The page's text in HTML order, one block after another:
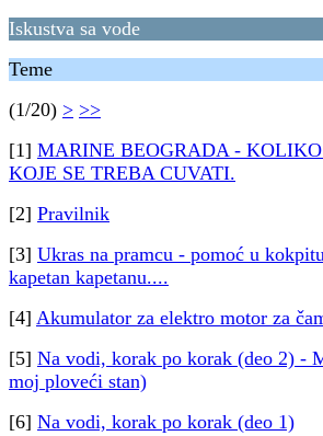
Iskustva sa vode
Teme
(1/20) > >>
[1] MARINE BEOGRADA -
KOJE SE TREBA CUVATI.
[2] Pravilnik
[3] Ukras na pramcu - pomoć u
kapetan kapetanu....
[4] Akumulator za elektro motor za
[5] Na vodi, korak po korak (deo 2) -
moj ploveći stan)
[6] Na vodi, korak po korak (deo 1)